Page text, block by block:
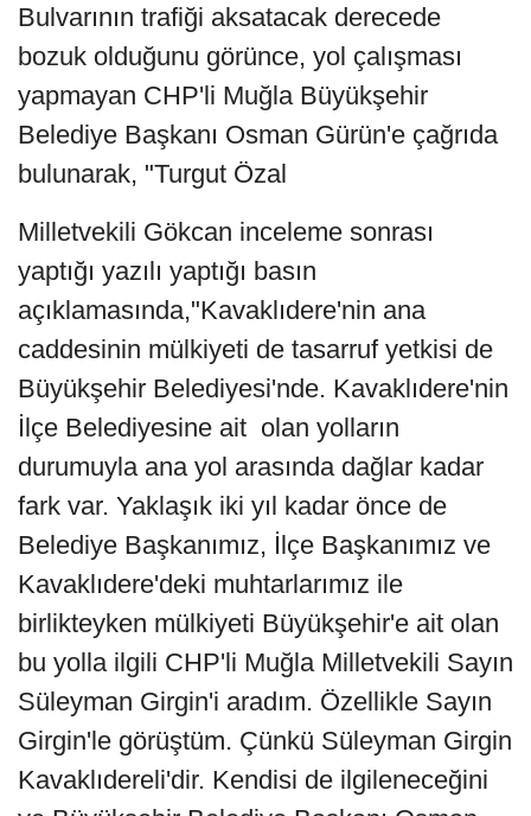
Bulvarının trafiği aksatacak derecede
bozuk olduğunu görünce, yol çalışması
yapmayan CHP'li Muğla Büyükşehir
Belediye Başkanı Osman Gürün'e çağrıda
bulunarak, "Turgut Özal
Milletvekili Gökcan inceleme sonrası
yaptığı yazılı yaptığı basın
açıklamasında,"Kavaklıdere'nin ana
caddesinin mülkiyeti de tasarruf yetkisi de
Büyükşehir Belediyesi'nde. Kavaklıdere'nin
İlçe Belediyesine ait olan yolların
durumuyla ana yol arasında dağlar kadar
fark var. Yaklaşık iki yıl kadar önce de
Belediye Başkanımız, İlçe Başkanımız ve
Kavaklıdere'deki muhtarlarımız ile
birlikteyken mülkiyeti Büyükşehir'e ait olan
bu yolla ilgili CHP'li Muğla Milletvekili Sayın
Süleyman Girgin'i aradım. Özellikle Sayın
Girgin'le görüştüm. Çünkü Süleyman Girgin
Kavaklıdereli'dir. Kendisi de ilgileneceğini